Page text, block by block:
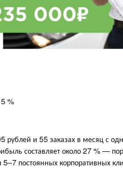
%
и 55 заказах в месяц с
составляет около 27 % —
постоянных корпоративных